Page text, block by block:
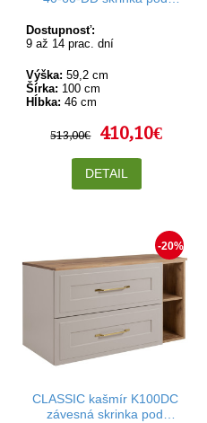
Dostupnosť:
9 až 14 prac. dní
Výška: 59,2 cm
Šírka: 100 cm
Hĺbka: 46 cm
513,00€ 410,10€
DETAIL
-20%
CLASSIC kašmír K100DC
závesná skrinka pod